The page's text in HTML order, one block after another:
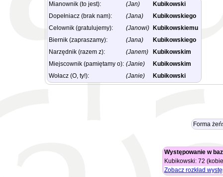
Mianownik (to jest): (Jan)
Kubikowski
Dopełniacz (brak nam):
(Jana)
Kubikowskiego
Celownik (gratulujemy):
(Janowi)
Kubikowskiemu
Biernik (zapraszamy):
(Jana)
Kubikowskiego
Narzędnik (razem z):
(Janem)
Kubikowskim
Miejscownik (pamiętamy o): (Janie)
Kubikowskim
Wołacz (O, ty!):
(Janie) Kubikowski
Forma
Występowanie w
Kubikowski: 72
Zobacz rozkład